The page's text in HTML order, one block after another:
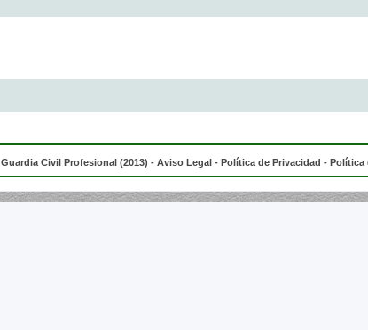
Civil Profesional (2013) - Aviso Legal - Política de Privacidad - Política